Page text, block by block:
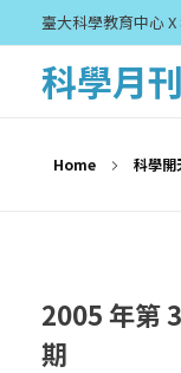
臺大科學教育中心
科學月
Home 科學開
2005 年第
期